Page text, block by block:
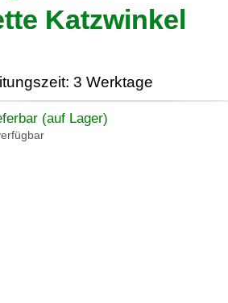
Katzwinkel
3 Werktage
(auf Lager)